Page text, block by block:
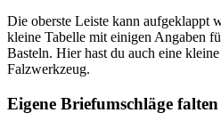
Die oberste Leiste kann aufgeklappt
kleine Tabelle mit einigen Angaben
Basteln. Hier hast du auch eine
Falzwerkzeug.
Eigene Briefumschläge falten